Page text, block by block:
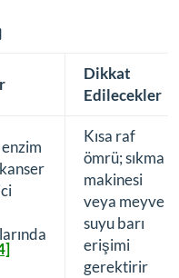
Dikkat
Edilecekler
Kısa raf
ömrü; sıkma
makinesi
veya meyve
suyu barı
erişimi
gerektirir